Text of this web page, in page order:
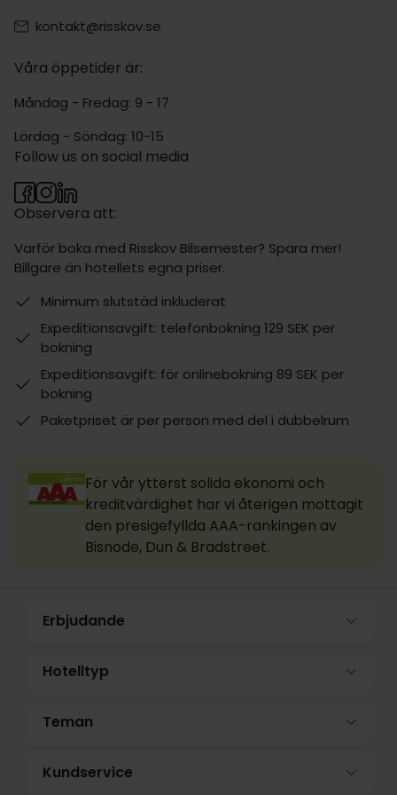
kontakt@risskov.se
Våra öppetider är:
Måndag - Fredag: 9 - 17
Lördag - Söndag: 10-15
Observera att:
Varför boka med Risskov Bilsemester? Spara mer!
Billgare än hotellets egna priser.
Minimum slutstäd inkluderat
Expeditionsavgift: telefonbokning 129 SEK per
bokning
Expeditionsavgift: för onlinebokning 89 SEK per
bokning
Paketpriset är per person med del i dubbelrum
Follow us on social media
För vår ytterst solida ekonomi och
kreditvärdighet har vi återigen mottagit
den presigefyllda AAA-rankingen av
Bisnode, Dun & Bradstreet.
Erbjudande
Hotelltyp
Teman
Kundservice